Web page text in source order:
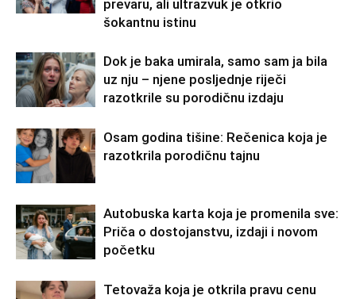
prevaru, ali ultrazvuk je otkrio
šokantnu istinu
Dok je baka umirala, samo sam ja bila
uz nju – njene posljednje riječi
razotkrile su porodičnu izdaju
Osam godina tišine: Rečenica koja je
razotkrila porodičnu tajnu
Autobuska karta koja je promenila sve:
Priča o dostojanstvu, izdaji i novom
početku
Tetovaža koja je otkrila pravu cenu